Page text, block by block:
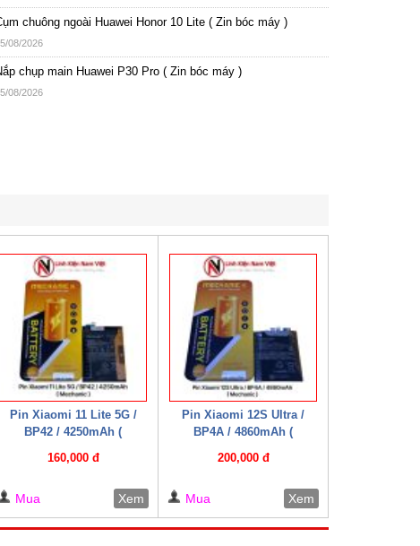
chuông ngoài Huawei Honor 10 Lite ( Zin bóc máy )
08/2026
chụp main Huawei P30 Pro ( Zin bóc máy )
08/2026
Pin Xiaomi 11 Lite 5G /
BP42 / 4250mAh (
160,000 đ
Mua Xem
Pin Xiaomi 12S Ultra /
BP4A / 4860mAh (
200,000 đ
Mua Xem